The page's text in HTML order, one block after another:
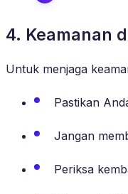
4. Keamanan
Untuk menjaga
Pastikan
Jangan
Periksa